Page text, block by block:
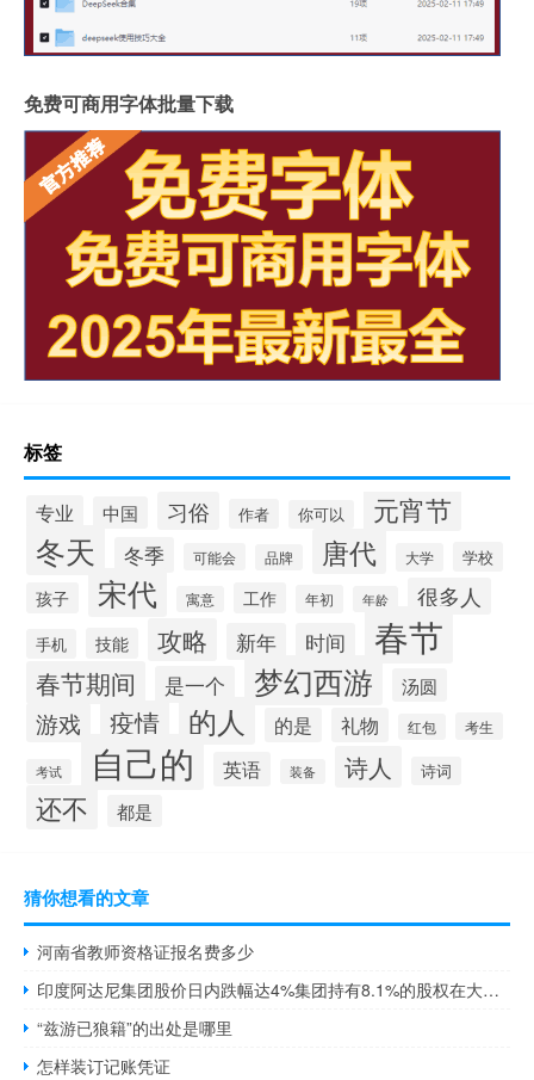
免费可商用字体批量下载
标签
专业 中国 习俗 作者 你可以 元宵节
冬天 冬季 可能会 品牌 唐代 大学 学校
孩子 宋代 寓意 工作 年初 年龄 很多人
手机 技能 攻略 新年 时间 春节
春节期间 是一个 梦幻西游 汤圆
游戏 疫情 的人 的是 礼物 红包 考生
考试 自己的 英语 装备 诗人 诗词
还不 都是
猜你想看的文章
河南省教师资格证报名费多少
印度阿达尼集团股价日内跌幅达4%集团持有8.1%的股权在大宗交易中转手
“兹游已狼籍”的出处是哪里
怎样装订记账凭证